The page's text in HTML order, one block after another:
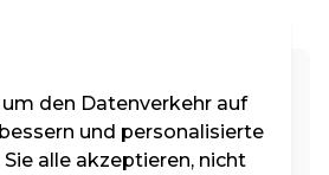
den Datenverkehr auf
und personalisierte
alle akzeptieren, nicht